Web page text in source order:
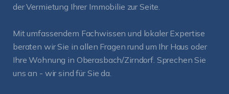
der Vermietung Ihrer Immobilie zur Seite.
Mit umfassendem Fachwissen und lokaler Expertise
beraten wir Sie in allen Fragen rund um Ihr Haus oder
Ihre Wohnung in Oberasbach/Zirndorf. Sprechen Sie
uns an - wir sind für Sie da.